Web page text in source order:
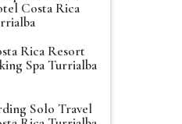
Costa Rica
Rica Resort
Spa Turrialba
Solo Travel